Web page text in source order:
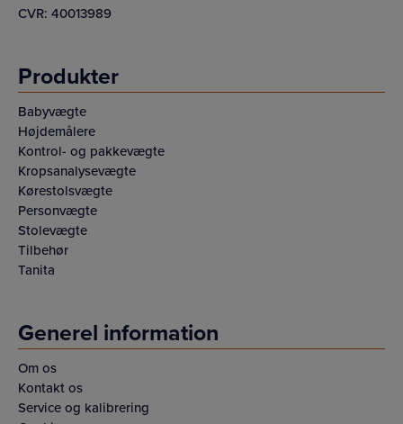
CVR: 40013989
Produkter
Babyvægte
Højdemålere
Kontrol- og pakkevægte
Kropsanalysevægte
Kørestolsvægte
Personvægte
Stolevægte
Tilbehør
Tanita
Generel information
Om os
Kontakt os
Service og kalibrering